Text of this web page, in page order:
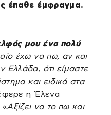
έπαθε έμφραγμα.
μου ένα πολύ
έχω να πω, αν και
Ελλάδα, ότι είμαστε
και ειδικά στα
η Έλενα
«Αξίζει να το πω και